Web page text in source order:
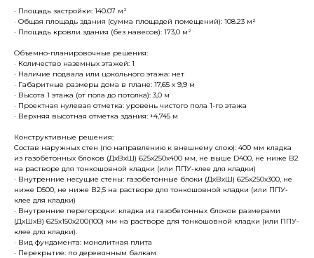
· Площадь застройки: 140.07 м²
· Общая площадь здания (сумма площадей помещений): 108.23 м²
· Площадь кровли здания (без навесов): 173,0 м²
Объемно-планировочные решения:
· Количество наземных этажей: 1
· Наличие подвала или цокольного этажа: нет
· Габаритные размеры дома в плане: 17,65 х 9,9 м
· Высота 1 этажа (от пола до потолка): 3,0 м
· Проектная нулевая отметка: уровень чистого пола 1-го этажа
· Верхняя высотная отметка здания: +4,745 м
Конструктивные решения:
Состав наружных стен (по направлению к внешнему слою): 400 мм кладка
из газобетонных блоков (ДхВхШ) 625х250х400 мм, не выше D400, не ниже В2
на растворе для тонкошовной кладки (или ППУ-клее для кладки)
· Внутренние несущие стены: газобетонные блоки (ДхВхШ) 625х250х300, не
ниже D500, не ниже В2,5 на растворе для тонкошовной кладки (или ППУ-
клее для кладки)
· Внутренние перегородки: кладка из газобетонных блоков размерами
(ДхШхВ) 625х150х200(100) мм на растворе для тонкошовной кладки (или ППУ-
клее для кладки).
· Вид фундамента: монолитная плита
· Перекрытие: по деревянным балкам